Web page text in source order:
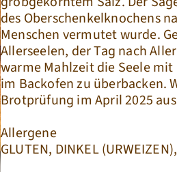
des Oberschenkelknochens
Menschen vermutet wurde.
Allerseelen, der Tag nach
warme Mahlzeit die Seele
im Backofen zu überbacken.
Brotprüfung im April 2025
Allergene
GLUTEN, DINKEL